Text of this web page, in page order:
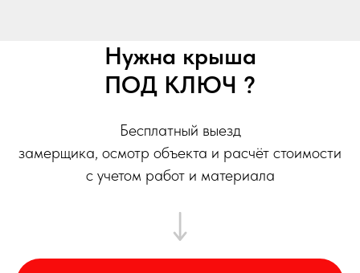
Нужна крыша
ПОД КЛЮЧ ?
Бесплатный выезд
замерщика, осмотр объекта и расчёт стоимости
с учетом работ и материала